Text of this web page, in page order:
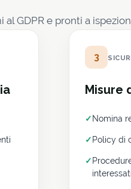
GDPR e pronti a
3
Misure
✓ Nomina
✓ Policy di
✓
interessati